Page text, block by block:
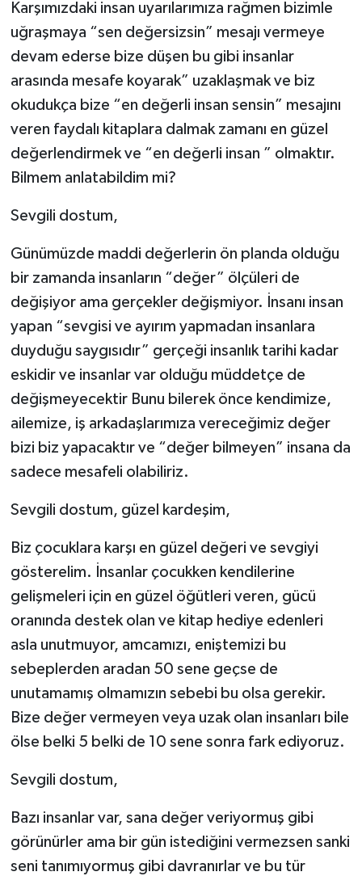
Karşımızdaki insan uyarılarımıza rağmen bizimle
uğraşmaya “sen değersizsin” mesajı vermeye
devam ederse bize düşen bu gibi insanlar
arasında mesafe koyarak” uzaklaşmak ve biz
okudukça bize “en değerli insan sensin” mesajını
veren faydalı kitaplara dalmak zamanı en güzel
değerlendirmek ve “en değerli insan ” olmaktır.
Bilmem anlatabildim mi?
Sevgili dostum,
Günümüzde maddi değerlerin ön planda olduğu
bir zamanda insanların “değer” ölçüleri de
değişiyor ama gerçekler değişmiyor. İnsanı insan
yapan “sevgisi ve ayırım yapmadan insanlara
duyduğu saygısıdır” gerçeği insanlık tarihi kadar
eskidir ve insanlar var olduğu müddetçe de
değişmeyecektir Bunu bilerek önce kendimize,
ailemize, iş arkadaşlarımıza vereceğimiz değer
bizi biz yapacaktır ve “değer bilmeyen” insana da
sadece mesafeli olabiliriz.
Sevgili dostum, güzel kardeşim,
Biz çocuklara karşı en güzel değeri ve sevgiyi
gösterelim. İnsanlar çocukken kendilerine
gelişmeleri için en güzel öğütleri veren, gücü
oranında destek olan ve kitap hediye edenleri
asla unutmuyor, amcamızı, eniştemizi bu
sebeplerden aradan 50 sene geçse de
unutamamış olmamızın sebebi bu olsa gerekir.
Bize değer vermeyen veya uzak olan insanları bile
ölse belki 5 belki de 10 sene sonra fark ediyoruz.
Sevgili dostum,
Bazı insanlar var, sana değer veriyormuş gibi
görünürler ama bir gün istediğini vermezsen sanki
seni tanımıyormuş gibi davranırlar ve bu tür